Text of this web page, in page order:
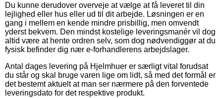
Du kunne derudover overveje at vælge at få leveret til din
lejlighed eller hus eller ud til dit arbejde. Løsningen er en
gang i mellem en kende mindre prisbillig, men omvendt
yderst bekvem. Den mindst kostelige leveringsmanér vil dog
altid være at hente ordren selv, som dog nødvendiggør at du
fysisk befinder dig nær e-forhandlerens arbejdslager.
Antal dages levering på Hjelmhuer er særligt vital forudsat
du står og skal bruge varen lige om lidt, så med det formål er
det bestemt aktuelt at man ser nærmere på den forventede
leveringsdato for det respektive produkt.